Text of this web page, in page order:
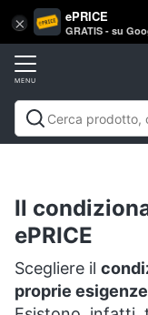
× ePRICE
GRATIS - su
Accedi
Registrati
Offerte
Informatica
Telefonia
Vai
al
Il
ePRICE
Scegliere il
proprie esigenze